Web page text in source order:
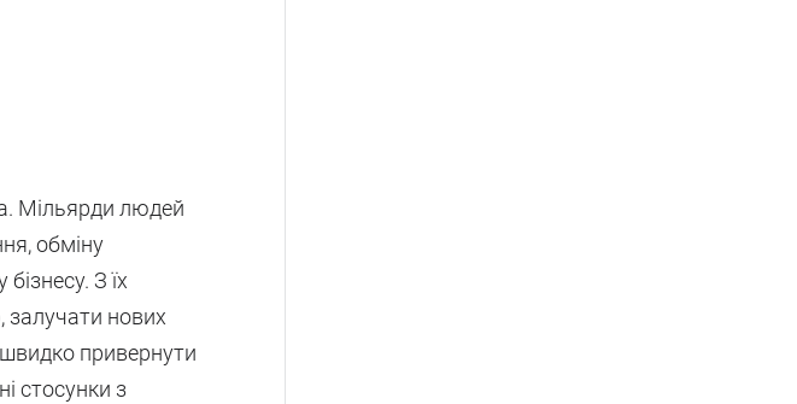
Мільярди людей
обміну
З їх
нових
привернути
стосунки з